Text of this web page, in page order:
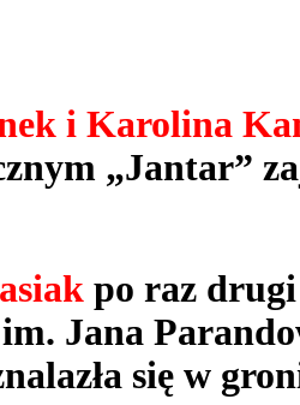
i Karolina
„Jantar”
po raz drugi
im. Jana
się w